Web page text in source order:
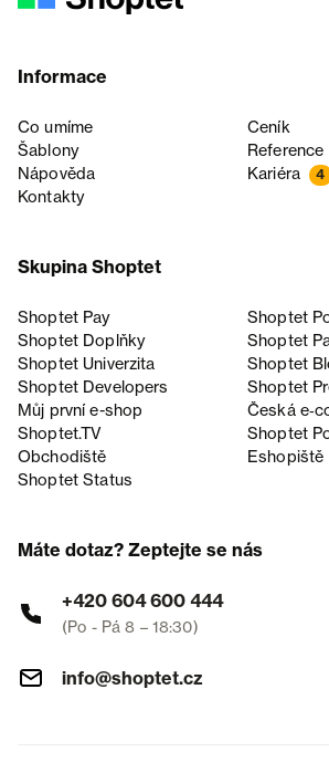
Informace
Co umíme
Ceník
Šablony
Reference
Nápověda
Kariéra 4
Kontakty
Skupina Shoptet
Shoptet Pay
Shoptet
Shoptet Doplňky
Shoptet
Shoptet Univerzita
Shoptet
Shoptet Developers
Shoptet
Můj první e-shop
Česká
Shoptet.TV
Shoptet
Obchodiště
Eshopiště
Shoptet Status
Máte dotaz? Zeptejte se nás
+420 604 600 444
(Po - Pá 8 – 18:30)
info@shoptet.cz